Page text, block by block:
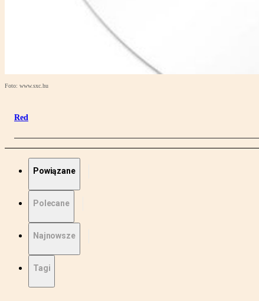
Foto: www.sxc.hu
Red
Powiązane
Polecane
Najnowsze
Tagi